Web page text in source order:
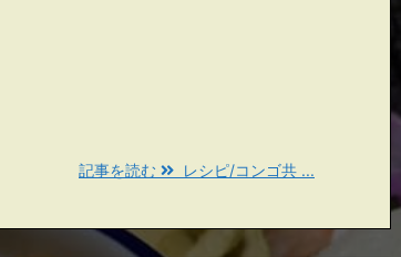
記事を読む レシピ/コンゴ共 ...